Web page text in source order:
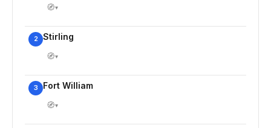
🧭▾
2 Stirling
🧭▾
3 Fort William
🧭▾